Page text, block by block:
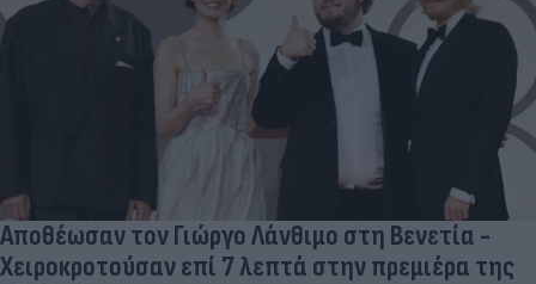
Αποθέωσαν τον Γιώργο Λάνθιμο στη Βενετία -
Χειροκροτούσαν επί 7 λεπτά στην πρεμιέρα της